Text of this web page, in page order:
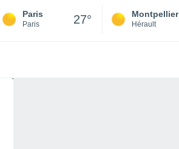
Paris
Paris 27° Montpellier
Hérault